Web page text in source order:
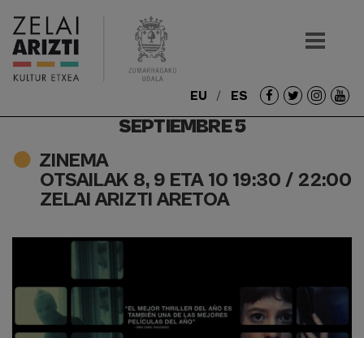
EU ES
Redes
SEPTIEMBRE 5
ZINEMA
OTSAILAK 8, 9 ETA 10 19:30 / 22:00
ZELAI ARIZTI ARETOA